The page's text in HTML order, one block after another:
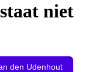
niet
den Udenhout